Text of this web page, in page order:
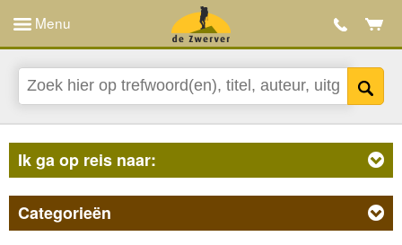
Menu
Ik ga op reis naar:
Categorieën